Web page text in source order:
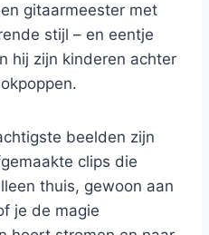
gitaarmeester met
stijl – en eentje
hij zijn kinderen achter
beelden zijn
clips die
thuis, gewoon aan
je de magie